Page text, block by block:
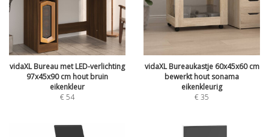
vidaXL Bureau met LED-verlichting
97x45x90 cm hout bruin
eikenkleur
€54
vidaXL Bureaukastje 60x45x60 cm
bewerkt hout sonama
eikenkleurig
€35